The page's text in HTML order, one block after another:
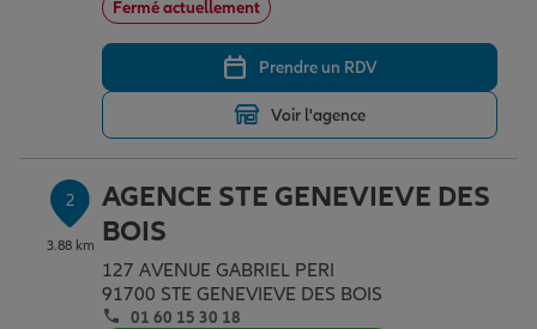
Assurance vie
Placements financiers
Investissements immobiliers
Transmission
Partir en vacances
Déménager
Changer de voiture
Départ à la retraite
Conseil assurance
Outre-mer
Assurance auto
Assurance habitation
Professionnels
Allianz en France
Fermé actuellement
Prendre un RDV
Voir l'agence
2
3.88 km
AGENCE STE GENEVIEVE DES
BOIS
127 AVENUE GABRIEL PERI
91700 STE GENEVIEVE DES BOIS
01 60 15 30 18